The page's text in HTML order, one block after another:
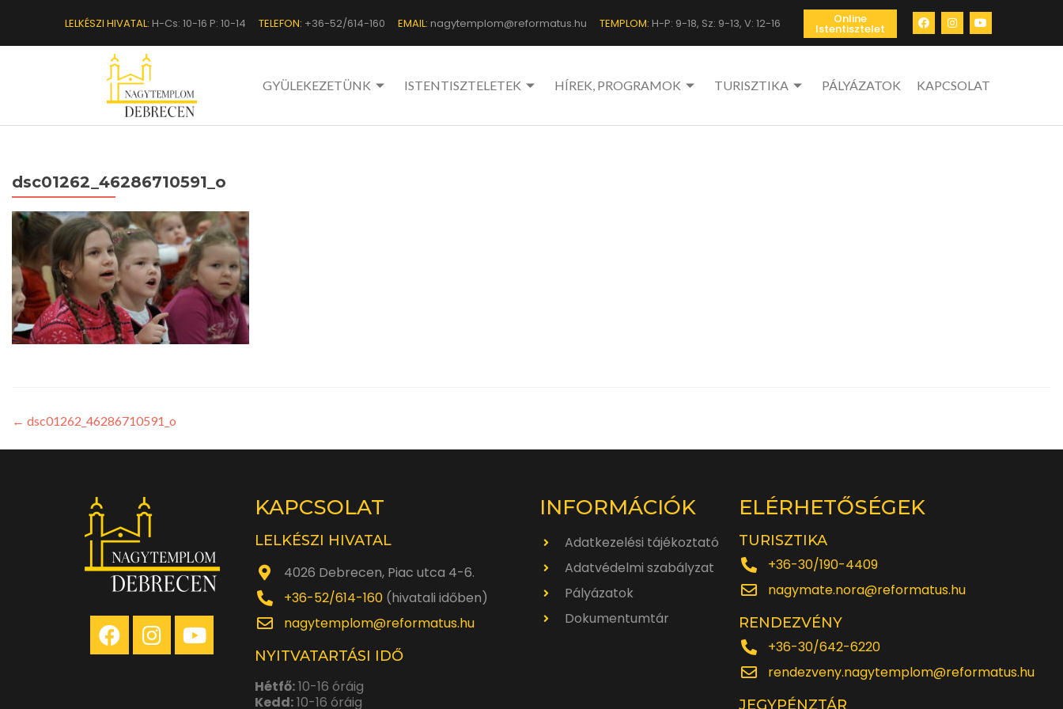
LELKÉSZI HIVATAL: H-Cs: 10-16 P: 10-14 TELEFON: +36-52/614-160 EMAIL: nagytemplom@reformatus.hu TEMPLOM: H-P: 9-18, Sz: 9-13, V: 12-16 Online
Istentisztelet
GYÜLEKEZETÜNK ISTENTISZTELETEK HÍREK, PROGRAMOK TURISZTIKA PÁLYÁZATOK KAPCSOLAT
dsc01262_46286710591_o
← dsc01262_46286710591_o
KAPCSOLAT
LELKÉSZI HIVATAL
4026 Debrecen, Piac utca 4-6.
+36-52/614-160 (hivatali időben)
nagytemplom@reformatus.hu
NYITVATARTÁSI IDŐ
Hétfő:10-16 óráig
Kedd:10-16 óráig
INFORMÁCIÓK
Adatkezelési tájékoztató
Adatvédelmi szabályzat
Pályázatok
Dokumentumtár
ELÉRHETŐSÉGEK
TURISZTIKA
+36-30/190-4409
nagymate.nora@reformatus.hu
RENDEZVÉNY
+36-30/642-6220
rendezveny.nagytemplom@reformatus.hu
JEGYPÉNZTÁR